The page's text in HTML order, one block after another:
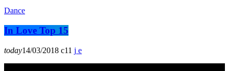
Dance
In Love Top 15
today14/03/2018 11